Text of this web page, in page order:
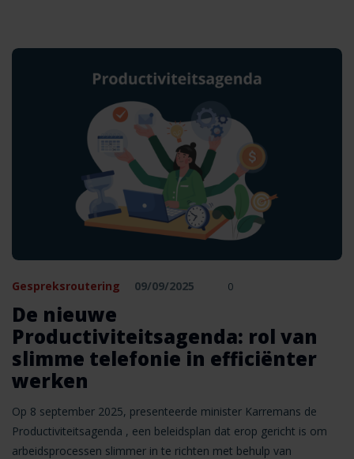
Gespreksroutering 09/09/2025 0
De nieuwe
Productiviteitsagenda: rol van
slimme telefonie in efficiënter
werken
Op 8 september 2025, presenteerde minister Karremans de
Productiviteitsagenda , een beleidsplan dat erop gericht is om
arbeidsprocessen slimmer in te richten met behulp van